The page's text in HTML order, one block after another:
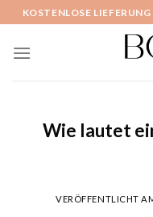
to
content
KOSTENLOSE
Wie lautet
VERÖFFENTLICHT